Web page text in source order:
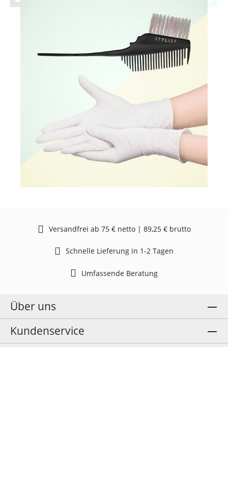
Versandfrei ab 75 € netto | 89,25 € brutto
Schnelle Lieferung in 1-2 Tagen
Umfassende Beratung
Über uns
Kundenservice